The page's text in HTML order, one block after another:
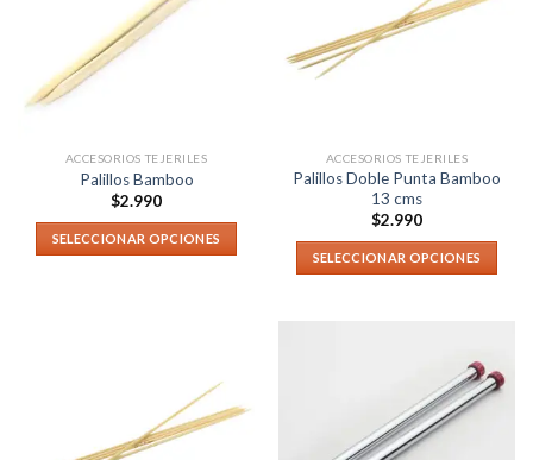
ACCESORIOS TEJERILES
Palillos Bamboo
$2.990
SELECCIONAR OPCIONES
ACCESORIOS TEJERILES
Palillos Doble Punta Bamboo
13 cms
$2.990
SELECCIONAR OPCIONES